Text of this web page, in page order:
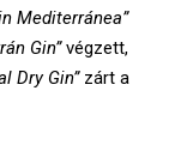
Mediterránea”
Gin”végzett,
Dry Gin” zárt a